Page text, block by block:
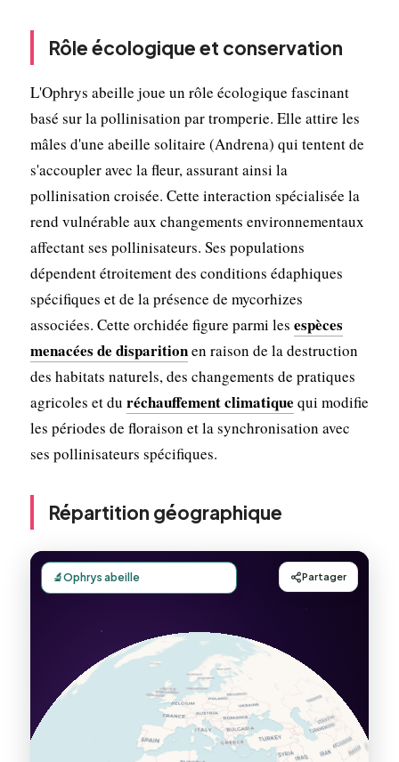
Rôle écologique et conservation
L'Ophrys abeille joue un rôle écologique fascinant
basé sur la pollinisation par tromperie. Elle attire les
mâles d'une abeille solitaire (Andrena) qui tentent de
s'accoupler avec la fleur, assurant ainsi la
pollinisation croisée. Cette interaction spécialisée la
rend vulnérable aux changements environnementaux
affectant ses pollinisateurs. Ses populations
dépendent étroitement des conditions édaphiques
spécifiques et de la présence de mycorhizes
associées. Cette orchidée figure parmi les espèces
menacées de disparitionen raison de la destruction
des habitats naturels, des changements de pratiques
agricoles et du réchauffement climatique qui modifie
les périodes de floraison et la synchronisation avec
ses pollinisateurs spécifiques.
Répartition géographique